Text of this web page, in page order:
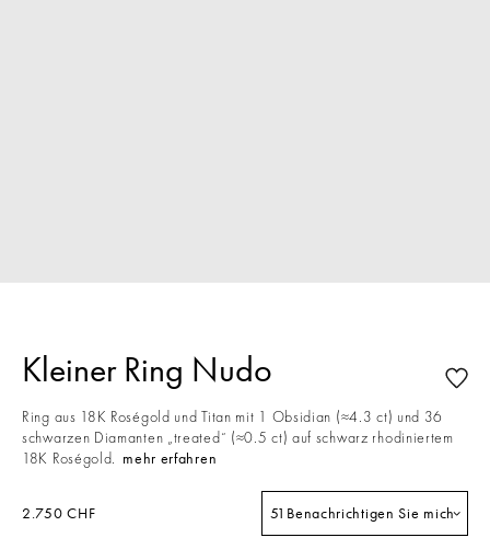
Kleiner Ring Nudo
Ring aus 18K Roségold und Titan mit 1 Obsidian (≈4.3 ct) und 36
schwarzen Diamanten „treated“ (≈0.5 ct) auf schwarz rhodiniertem
18K Roségold. mehr erfahren
2.750 CHF 51 Benachrichtigen Sie mich